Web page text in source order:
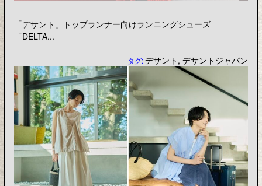
「デサント」トップランナー向けランニングシューズ
「DELTA...
タグ:デサント ,デサントジャパン